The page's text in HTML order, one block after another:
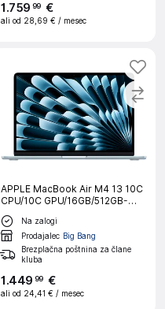
1 .759 99 €
ali od 28,69 € / mesec
APPLE MacBook Air M4 13 10C
CPU/10C GPU/16GB/512GB-
CRO SKY BLUE prenosni
računalnik
Na zalogi
Prodajalec Big Bang
Brezplačna poštnina za člane
kluba
1 .449 99 €
ali od 24,41 € / mesec